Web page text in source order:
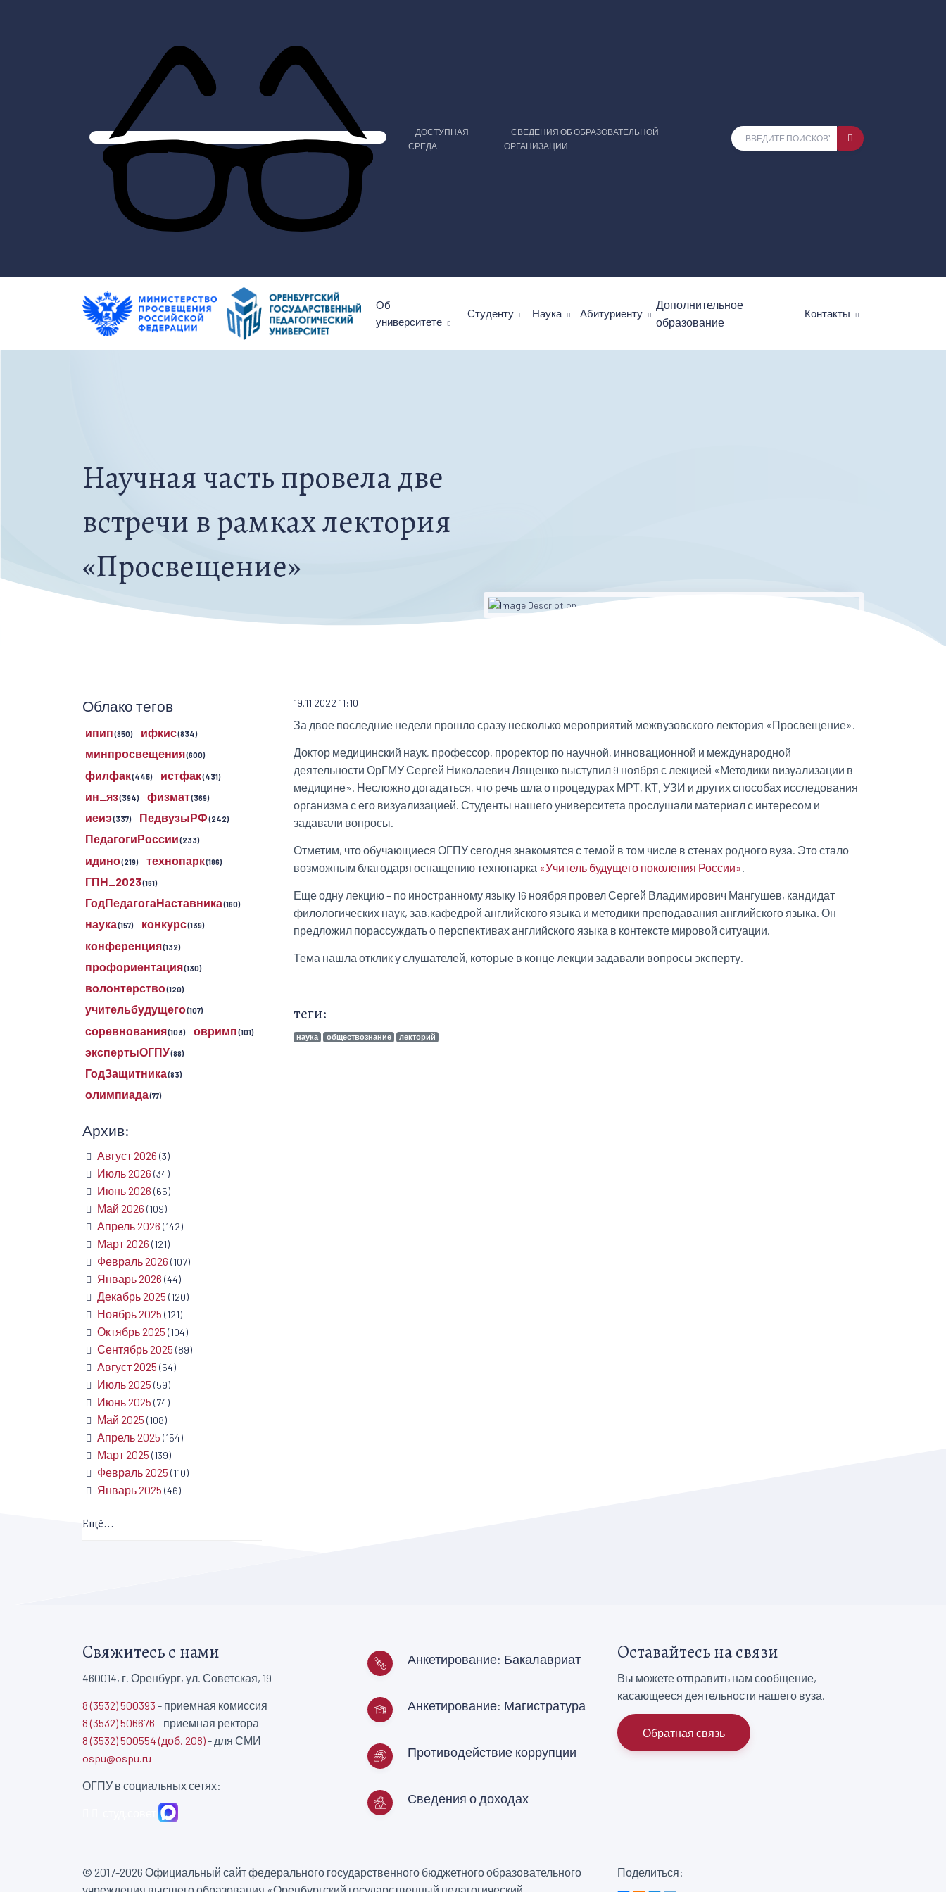
ДОСТУПНАЯ
СРЕДА
СВЕДЕНИЯ ОБ ОБРАЗОВАТЕЛЬНОЙ
ОРГАНИЗАЦИИ
Об
университете
Студенту Наука Абитуриенту
Дополнительное
образование
Контакты
Научная часть провела две
встречи в рамках лектория
«Просвещение»
19.11.2022 11:10
За двое последние недели прошло сразу несколько мероприятий межвузовского лектория «Просвещение».
Доктор медицинский наук, профессор, проректор по научной, инновационной и международной
деятельности ОрГМУ Сергей Николаевич Лященко выступил 9 ноября с лекцией «Методики визуализации в
медицине». Несложно догадаться, что речь шла о процедурах МРТ, КТ, УЗИ и других способах исследования
организма с его визуализацией. Студенты нашего университета прослушали материал с интересом и
задавали вопросы.
Отметим, что обучающиеся ОГПУ сегодня знакомятся с темой в том числе в стенах родного вуза. Это стало
возможным благодаря оснащению технопарка «Учитель будущего поколения России».
Еще одну лекцию – по иностранному языку 16 ноября провел Сергей Владимирович Мангушев, кандидат
филологических наук, зав.кафедрой английского языка и методики преподавания английского языка. Он
предложил порассуждать о перспективах английского языка в контексте мировой ситуации.
Тема нашла отклик у слушателей, которые в конце лекции задавали вопросы эксперту.
теги:
наука обществознание лекторий
Облако тегов
ипип(850) ифкис(834)
минпросвещения(600)
филфак(445) истфак(431)
ин_яз(394) физмат(369)
иеиэ(337) ПедвузыРФ(242)
ПедагогиРоссии(233)
идино(219) технопарк(186)
ГПН_2023(161)
ГодПедагогаНаставника(160)
наука(157) конкурс(139)
конференция(132)
профориентация(130)
волонтерство(120)
учительбудущего(107)
соревнования(103) овримп(101)
экспертыОГПУ(88)
ГодЗащитника(83)
олимпиада(77)
Архив:
Август 2026 (3)
Июль 2026 (34)
Июнь 2026 (65)
Май 2026 (109)
Апрель 2026 (142)
Март 2026 (121)
Февраль 2026 (107)
Январь 2026 (44)
Декабрь 2025 (120)
Ноябрь 2025 (121)
Октябрь 2025 (104)
Сентябрь 2025 (89)
Август 2025 (54)
Июль 2025 (59)
Июнь 2025 (74)
Май 2025 (108)
Апрель 2025 (154)
Март 2025 (139)
Февраль 2025 (110)
Январь 2025 (46)
Ещё...
Свяжитесь с нами
460014, г. Оренбург, ул. Советская, 19
8 (3532) 500393 - приемная комиссия
8 (3532) 506676 - приемная ректора
8 (3532) 500554 (доб. 208)- для СМИ
ospu@ospu.ru
ОГПУ в социальных сетях:
Анкетирование: Бакалавриат
Анкетирование: Магистратура
Противодействие коррупции
Сведения о доходах
Оставайтесь на связи
Вы можете отправить нам сообщение,
касающееся деятельности нашего вуза.
Обратная связь
© 2017-2026 Официальный сайт федерального государственного бюджетного образовательного
Поделиться: